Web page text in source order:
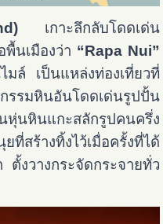
เกาะลึกลับโดดเด่น
นเมืองว่า “Rapa Nui”
มล์ เป็นแหล่งท่องเที่ยวที่
รรมหินอันโดดเด่นรูปปั้น
นหินแกะสลักรูปคนครึ่ง
สร้างทิ้งไว้เมื่อครั้งที่ได้
ตั้งวางกระจัดกระจายทั่ว